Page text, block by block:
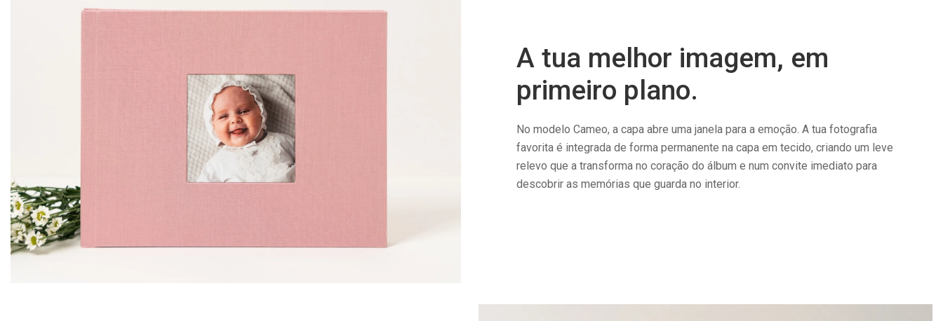
A tua melhor imagem, em
primeiro plano.
No modelo Cameo, a capa abre uma janela para a emoção. A tua fotografia
favorita é integrada de forma permanente na capa em tecido, criando um leve
relevo que a transforma no coração do álbum e num convite imediato para
descobrir as memórias que guarda no interior.